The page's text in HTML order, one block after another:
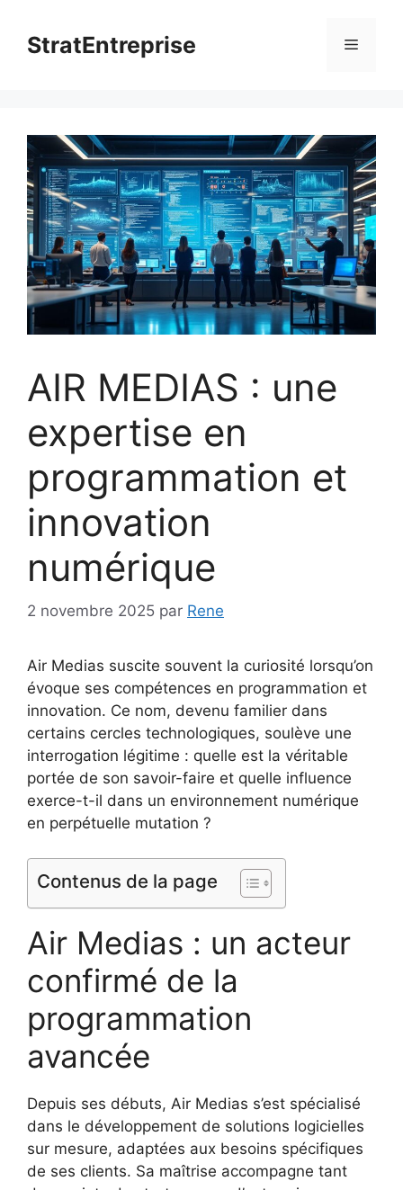
contenuStratEntreprise Menu
AIR MEDIAS : une
expertise en
programmation et
innovation
numérique
2 novembre 2025 par Rene
Air Medias suscite souvent la curiosité lorsqu’on
évoque ses compétences en programmation et
innovation. Ce nom, devenu familier dans
certains cercles technologiques, soulève une
interrogation légitime : quelle est la véritable
portée de son savoir-faire et quelle influence
exerce-t-il dans un environnement numérique
en perpétuelle mutation ?
Contenus de la page
Air Medias : un acteur
confirmé de la
programmation
avancée
Depuis ses débuts, Air Medias s’est spécialisé
dans le développement de solutions logicielles
sur mesure, adaptées aux besoins spécifiques
de ses clients. Sa maîtrise accompagne tant